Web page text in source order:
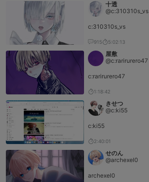
十透
@c:310310s_vs
c:310310s_vs
915 5:02:13
屋敷
@c:rarirurero47
c:rarirurero47
1:18:42
きせつ
@c:ki55
c:ki55
2:40:01
せのん
@archexel0
archexel0